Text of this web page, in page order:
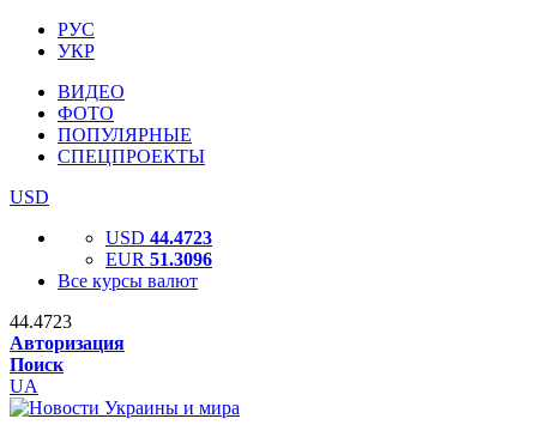
РУС
УКР
ВИДЕО
ФОТО
ПОПУЛЯРНЫЕ
СПЕЦПРОЕКТЫ
USD
USD 44.4723
EUR 51.3096
Все курсы валют
44.4723
Авторизация
Поиск
UA